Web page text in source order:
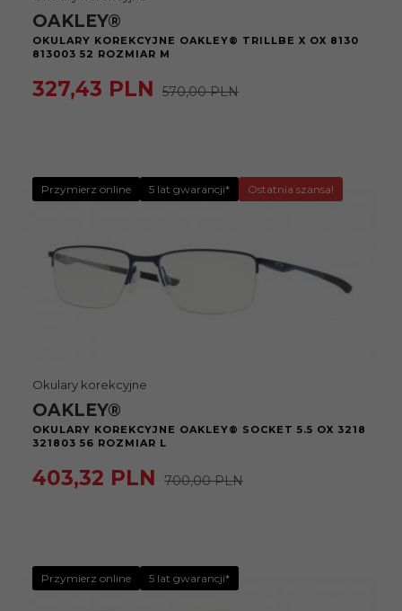
OAKLEY®
OKULARY KOREKCYJNE OAKLEY® TRILLBE X OX 8130
813003 52 ROZMIAR M
327,43 PLN 570,00 PLN
Przymierz online 5 lat gwarancji* Ostatnia szansa!
Okulary korekcyjne
OAKLEY®
OKULARY KOREKCYJNE OAKLEY® SOCKET 5.5 OX 3218
321803 56 ROZMIAR L
403,32 PLN 700,00 PLN
Przymierz online 5 lat gwarancji*